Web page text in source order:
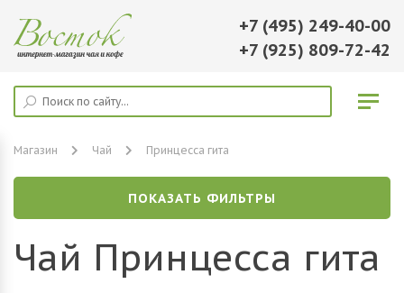
+7 (495) 249-40-00
+7 (925) 809-72-42
Магазин Чай Принцесса гита
ПОКАЗАТЬ ФИЛЬТРЫ
Чай Принцесса гита